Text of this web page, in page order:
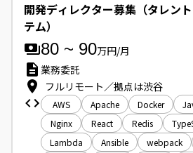
開発ディレクター募集（タレン
テム）
80 ~ 90万円/月
業務委託
フルリモート／拠点は渋谷
AWS Apache Docker
Nginx
React Redis
Lambda
Ansible webpack